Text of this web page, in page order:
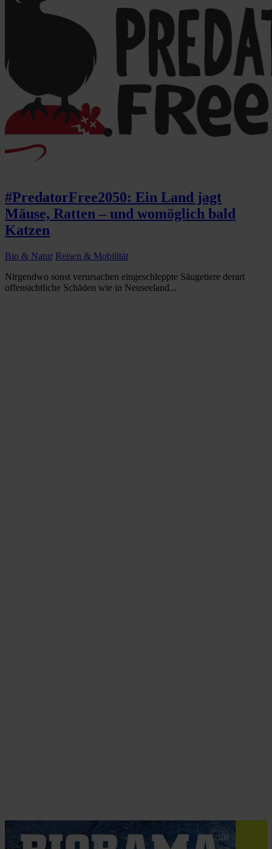
#PredatorFree2050: Ein Land jagt
Mäuse, Ratten – und womöglich bald
Katzen
Bio & Natur Reisen & Mobilität
Nirgendwo sonst verursachen eingeschleppte Säugetiere derart
offensichtliche Schäden wie in Neuseeland...